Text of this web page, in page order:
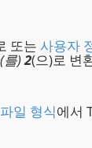
또는 사용자
(를)2(으)로 변
일 형식에서